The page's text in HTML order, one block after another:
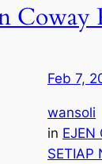
Coway
Feb 7,
wansoli
in EJEN
SETIAP